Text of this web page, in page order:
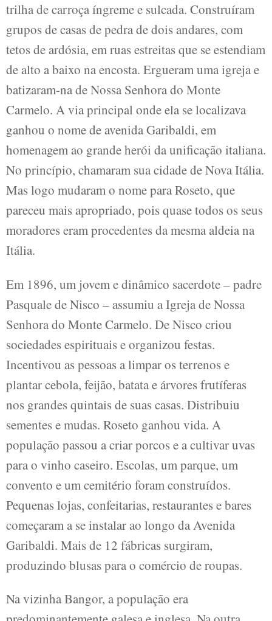
trilha de carroça íngreme e sulcada. Construíram
grupos de casas de pedra de dois andares, com
tetos de ardósia, em ruas estreitas que se estendiam
de alto a baixo na encosta. Ergueram uma igreja e
batizaram-na de Nossa Senhora do Monte
Carmelo. A via principal onde ela se localizava
ganhou o nome de avenida Garibaldi, em
homenagem ao grande herói da unificação italiana.
No princípio, chamaram sua cidade de Nova Itália.
Mas logo mudaram o nome para Roseto, que
pareceu mais apropriado, pois quase todos os seus
moradores eram procedentes da mesma aldeia na
Itália.
Em 1896, um jovem e dinâmico sacerdote – padre
Pasquale de Nisco – assumiu a Igreja de Nossa
Senhora do Monte Carmelo. De Nisco criou
sociedades espirituais e organizou festas.
Incentivou as pessoas a limpar os terrenos e
plantar cebola, feijão, batata e árvores frutíferas
nos grandes quintais de suas casas. Distribuiu
sementes e mudas. Roseto ganhou vida. A
população passou a criar porcos e a cultivar uvas
para o vinho caseiro. Escolas, um parque, um
convento e um cemitério foram construídos.
Pequenas lojas, confeitarias, restaurantes e bares
começaram a se instalar ao longo da Avenida
Garibaldi. Mais de 12 fábricas surgiram,
produzindo blusas para o comércio de roupas.
Na vizinha Bangor, a população era